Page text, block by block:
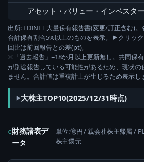
アセット・バリュー・インベスタ
出所: EDINET 大量保有報告書(変更/訂正含む)
合計保有割合5%以上のものを表示。▶クリッ
回比は前回報告との差(pt)。
※「過去報告」=18か月以上更新無し。共同保
が別途報告している可能性があるため、現状の
ません。合計値は重複計上が生じるため表示し
大株主TOP10(2025/12/31時点)
c財務諸表デ
ータ
単位:億円 / 親会社株主帰属 /
株主還元